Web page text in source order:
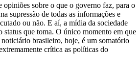
opiniões sobre o que o governo faz, para o
supressão de todas as informações e
ou não. E aí, a mídia da sociedade
status que toma. O único momento em que
brasileiro, hoje, é um somatório
crítica as políticas do